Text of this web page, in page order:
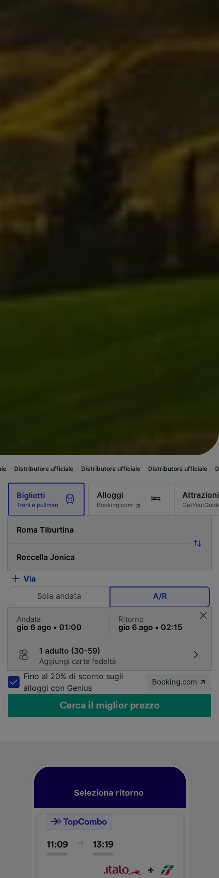
ufficiale Distributore ufficiale Distributore ufficiale
Biglietti
Treni e pullman
Alloggi
Booking.com
Attrazioni
Via
Sola andata
A/R
Andata Ritorno
1 adulto (30-59)
Aggiungi carte fedeltà
Fino al 20% di sconto sugli
alloggi con Genius
Booking.com
Cerca il miglior prezzo